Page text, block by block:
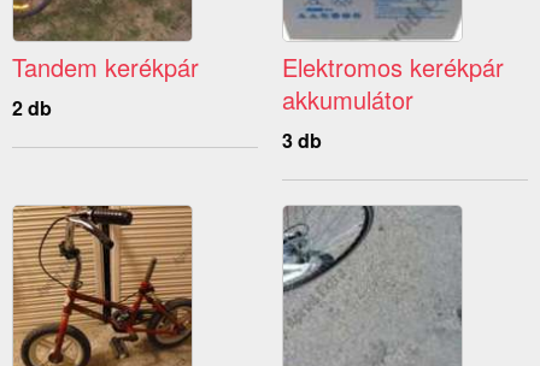
Tandem kerékpár
2 db
Elektromos kerékpár
akkumulátor
3 db